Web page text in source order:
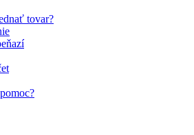
tovar?